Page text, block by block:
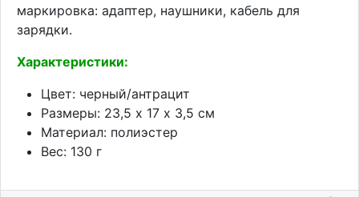
маркировка: адаптер, наушники, кабель для
зарядки.
Характеристики:
Цвет: черный/антрацит
Размеры: 23,5 х 17 х 3,5 см
Материал: полиэстер
Вес: 130 г